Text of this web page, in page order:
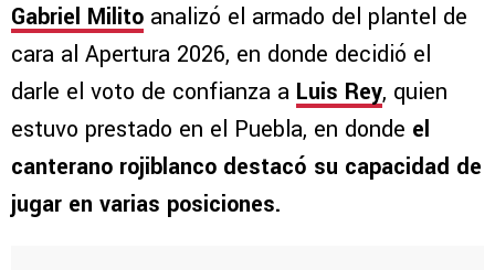
Gabriel Milito analizó el armado del plantel de
cara al Apertura 2026, en donde decidió el
darle el voto de confianza a Luis Rey, quien
estuvo prestado en el Puebla, en donde el
canterano rojiblanco destacó su capacidad de
jugar en varias posiciones.